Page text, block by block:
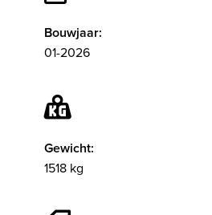
Bouwjaar:
01-2026
Gewicht:
1518 kg